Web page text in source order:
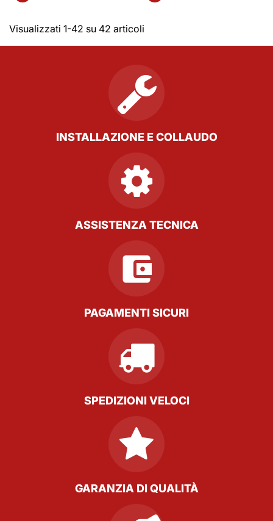
Visualizzati 1-42 su 42 articoli
INSTALLAZIONE E COLLAUDO
ASSISTENZA TECNICA
PAGAMENTI SICURI
SPEDIZIONI VELOCI
GARANZIA DI QUALITÀ